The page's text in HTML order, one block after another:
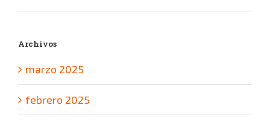
Archivos
marzo 2025
febrero 2025